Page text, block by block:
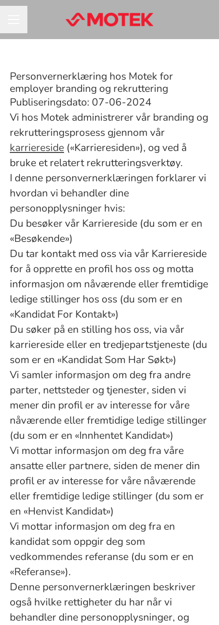
Personvernerklæring hos Motek for
employer branding og rekruttering
Publiseringsdato: 07-06-2024
Vi hos Motek administrerer vår branding og
rekrutteringsprosess gjennom vår
karriereside («Karrieresiden»), og ved å
bruke et relatert rekrutteringsverktøy.
I denne personvernerklæringen forklarer vi
hvordan vi behandler dine
personopplysninger hvis:
Du besøker vår Karriereside (du som er en
«Besøkende»)
Du tar kontakt med oss via vår Karriereside
for å opprette en profil hos oss og motta
informasjon om nåværende eller fremtidige
ledige stillinger hos oss (du som er en
«Kandidat For Kontakt»)
Du søker på en stilling hos oss, via vår
karriereside eller en tredjepartstjeneste (du
som er en «Kandidat Som Har Søkt»)
Vi samler informasjon om deg fra andre
parter, nettsteder og tjenester, siden vi
mener din profil er av interesse for våre
nåværende eller fremtidige ledige stillinger
(du som er en «Innhentet Kandidat»)
Vi mottar informasjon om deg fra våre
ansatte eller partnere, siden de mener din
profil er av interesse for våre nåværende
eller fremtidige ledige stillinger (du som er
en «Henvist Kandidat»)
Vi mottar informasjon om deg fra en
kandidat som oppgir deg som
vedkommendes referanse (du som er en
«Referanse»).
Denne personvernerklæringen beskriver
også hvilke rettigheter du har når vi
behandler dine personopplysninger, og